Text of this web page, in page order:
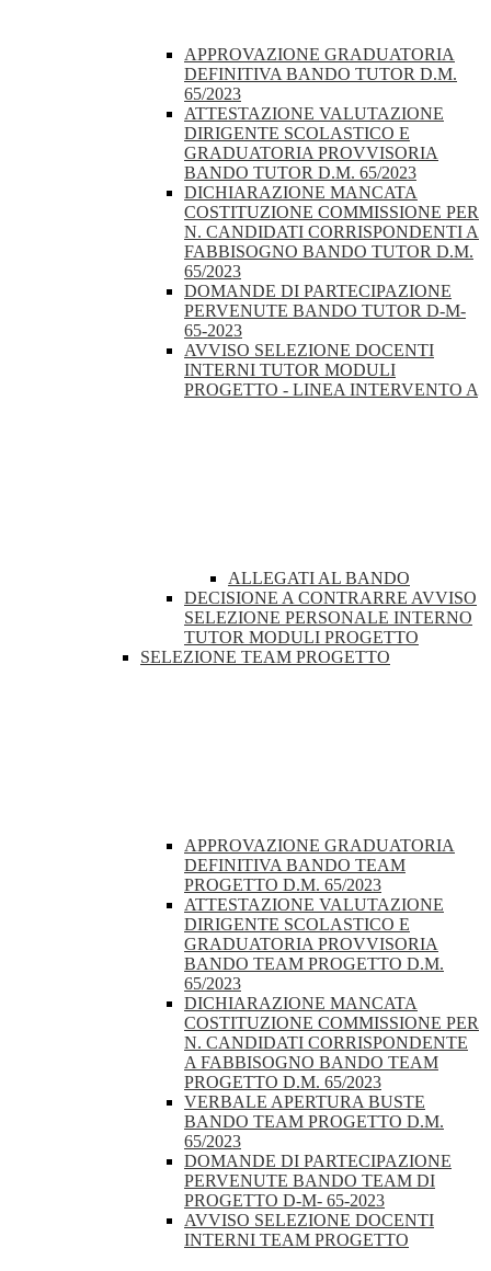
APPROVAZIONE GRADUATORIA
DEFINITIVA BANDO TUTOR D.M.
65/2023
ATTESTAZIONE VALUTAZIONE
DIRIGENTE SCOLASTICO E
GRADUATORIA PROVVISORIA
BANDO TUTOR D.M. 65/2023
DICHIARAZIONE MANCATA
COSTITUZIONE COMMISSIONE PER
N. CANDIDATI CORRISPONDENTI A
FABBISOGNO BANDO TUTOR D.M.
65/2023
DOMANDE DI PARTECIPAZIONE
PERVENUTE BANDO TUTOR D-M-
65-2023
AVVISO SELEZIONE DOCENTI
INTERNI TUTOR MODULI
PROGETTO - LINEA INTERVENTO A
ALLEGATI AL BANDO
DECISIONE A CONTRARRE AVVISO
SELEZIONE PERSONALE INTERNO
TUTOR MODULI PROGETTO
SELEZIONE TEAM PROGETTO
APPROVAZIONE GRADUATORIA
DEFINITIVA BANDO TEAM
PROGETTO D.M. 65/2023
ATTESTAZIONE VALUTAZIONE
DIRIGENTE SCOLASTICO E
GRADUATORIA PROVVISORIA
BANDO TEAM PROGETTO D.M.
65/2023
DICHIARAZIONE MANCATA
COSTITUZIONE COMMISSIONE PER
N. CANDIDATI CORRISPONDENTE
A FABBISOGNO BANDO TEAM
PROGETTO D.M. 65/2023
VERBALE APERTURA BUSTE
BANDO TEAM PROGETTO D.M.
65/2023
DOMANDE DI PARTECIPAZIONE
PERVENUTE BANDO TEAM DI
PROGETTO D-M- 65-2023
AVVISO SELEZIONE DOCENTI
INTERNI TEAM PROGETTO